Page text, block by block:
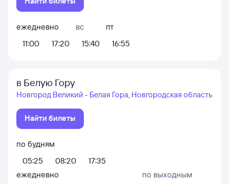
ежедневно
11:00
17:20
вс
15:40
пт
16:55
в Белую Гору
Новгород Великий - Белая Гора, Новгородская область
Найти билеты
по будням
05:25
08:20
17:35
ежедневно
по выходным